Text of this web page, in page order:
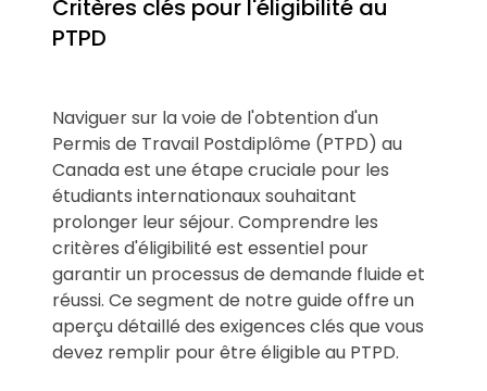
Critères clés pour l'éligibilité au
PTPD
Naviguer sur la voie de l'obtention d'un
Permis de Travail Postdiplôme (PTPD) au
Canada est une étape cruciale pour les
étudiants internationaux souhaitant
prolonger leur séjour. Comprendre les
critères d'éligibilité est essentiel pour
garantir un processus de demande fluide et
réussi. Ce segment de notre guide offre un
aperçu détaillé des exigences clés que vous
devez remplir pour être éligible au PTPD.